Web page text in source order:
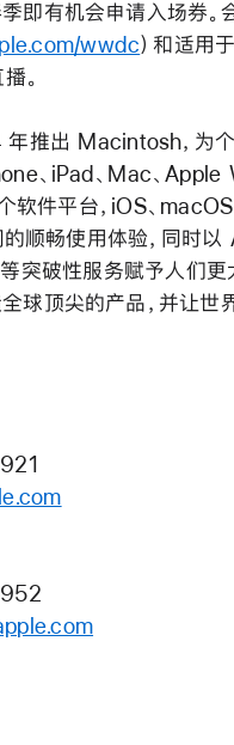
即有机会申请入场券
wwdc）和适用
。
推出 Macintosh，为个
、iPad、Mac、
软件平台，iOS、
顺畅使用体验，同时
突破性服务赋予人们
球顶尖的产品，并让世